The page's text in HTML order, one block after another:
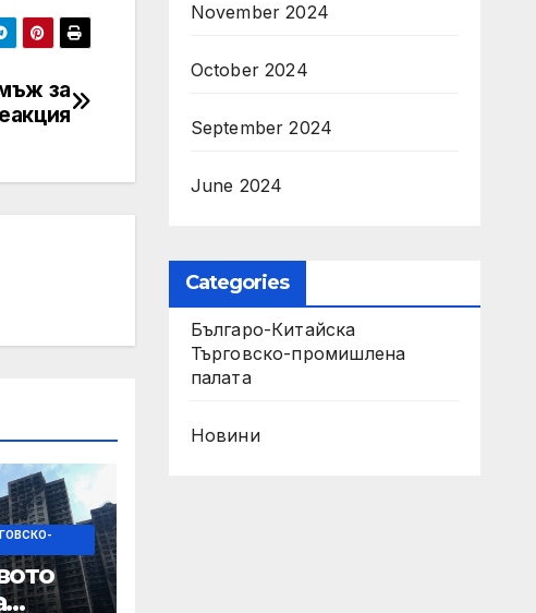
за
November 2024
October 2024
September 2024
June 2024
Categories
Българо-Китайска
Търговско-промишлена
палaта
Новини